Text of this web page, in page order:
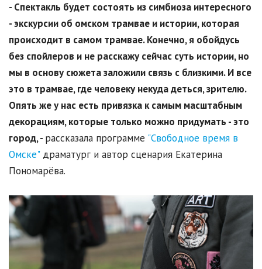
- Спектакль будет состоять из симбиоза интересного
- экскурсии об омском трамвае и истории, которая
происходит в самом трамвае. Конечно, я обойдусь
без спойлеров и не расскажу сейчас суть истории, но
мы в основу сюжета заложили связь с близкими. И все
это в трамвае, где человеку некуда деться, зрителю.
Опять же у нас есть привязка к самым масштабным
декорациям, которые только можно придумать - это
город, - рассказала программе "Свободное время в
Омске"драматург и автор сценария Екатерина
Пономарёва.